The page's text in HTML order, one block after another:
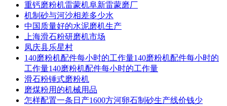
重钙磨粉机雷蒙机阜新雷蒙磨厂
机制砂与河沙相差多少水
中国质量好的水泥磨机生产
上海滑石粉研磨机市场
凤庆县乐星村
140磨粉机配件每小时的工作量140磨粉机配件每小时的
工作量140磨粉机配件每小时的工作量
滑石粉锤式磨粉机
磨煤粉用的机械用品
怎样配置一条日产1600方河卵石制砂生产线价钱少